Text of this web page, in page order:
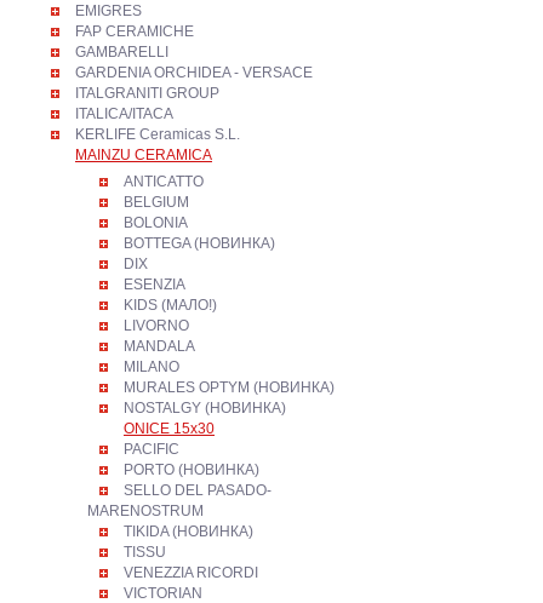
EMIGRES
FAP CERAMICHE
GAMBARELLI
GARDENIA ORCHIDEA - VERSACE
ITALGRANITI GROUP
ITALICA/ITACA
KERLIFE Ceramicas S.L.
MAINZU CERAMICA
ANTICATTO
BELGIUM
BOLONIA
BOTTEGA (НОВИНКА)
DIX
ESENZIA
KIDS (МАЛО!)
LIVORNO
MANDALA
MILANO
MURALES OPTYM (НОВИНКА)
NOSTALGY (НОВИНКА)
ONICE 15х30
PACIFIC
PORTO (НОВИНКА)
SELLO DEL PASADO-
MARENOSTRUM
TIKIDA (НОВИНКА)
TISSU
VENEZZIA RICORDI
VICTORIAN